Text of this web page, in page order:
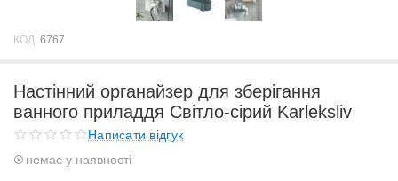
КОД: 6767
Настінний органайзер для зберігання
ванного приладдя Світло-сірий Karleksliv
Написати відгук
немає у наявності